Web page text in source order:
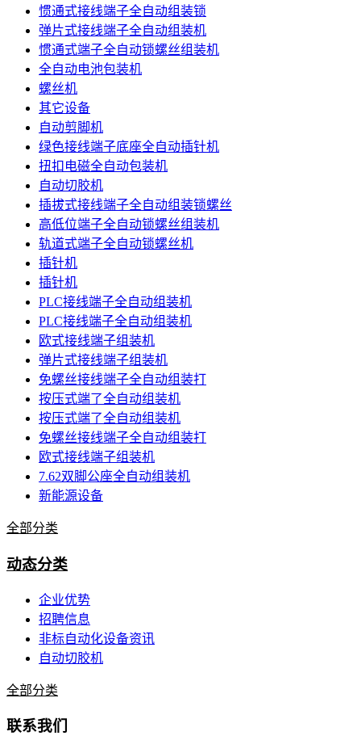
惯通式接线端子全自动组装锁
弹片式接线端子全自动组装机
惯通式端子全自动锁螺丝组装机
全自动电池包装机
螺丝机
其它设备
自动剪脚机
绿色接线端子底座全自动插针机
扭扣电磁全自动包装机
自动切胶机
插拔式接线端子全自动组装锁螺丝
高低位端子全自动锁螺丝组装机
轨道式端子全自动锁螺丝机
插针机
插针机
PLC接线端子全自动组装机
PLC接线端子全自动组装机
欧式接线端子组装机
弹片式接线端子组装机
免螺丝接线端子全自动组装打
按压式端了全自动组装机
按压式端了全自动组装机
免螺丝接线端子全自动组装打
欧式接线端子组装机
7.62双脚公座全自动组装机
新能源设备
全部分类
动态分类
企业优势
招聘信息
非标自动化设备资讯
自动切胶机
全部分类
联系我们